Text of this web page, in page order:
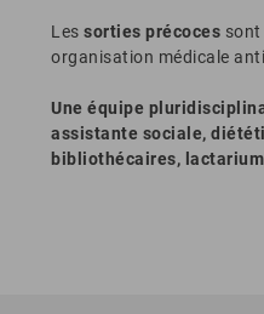
Les sorties précoces sont
organisation médicale
Une équipe
assistante sociale,
bibliothécaires,